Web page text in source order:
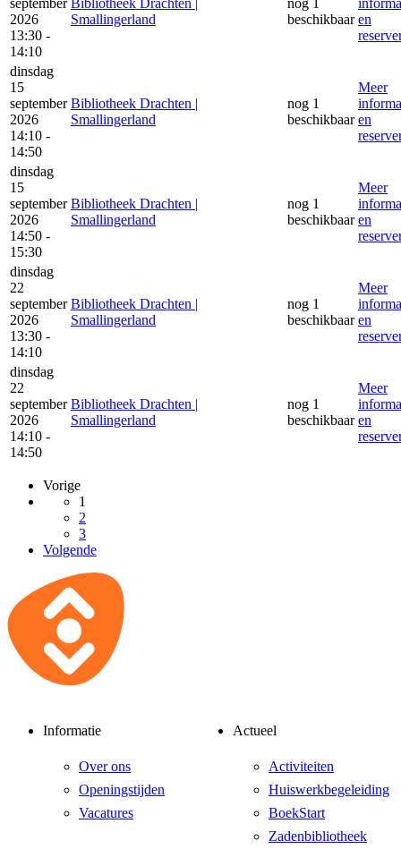
september
2026
13:30 -
14:10
Bibliotheek Drachten |
Smallingerland
nog 1
beschikbaar en
dinsdag
15
september
2026
14:10 -
14:50
Bibliotheek Drachten |
Smallingerland
nog 1
beschikbaar
Meer
en
dinsdag
15
september
2026
14:50 -
15:30
Bibliotheek Drachten |
Smallingerland
nog 1
beschikbaar
Meer
en
dinsdag
22
september
2026
13:30 -
14:10
Bibliotheek Drachten |
Smallingerland
nog 1
beschikbaar
Meer
en
dinsdag
22
september
2026
14:10 -
14:50
Bibliotheek Drachten |
Smallingerland
nog 1
beschikbaar
Meer
en
Vorige
1
2
3
Volgende
Informatie
Over ons
Openingstijden
Vacatures
Actueel
Activiteiten
Huiswerkbegeleiding
BoekStart
Zadenbibliotheek